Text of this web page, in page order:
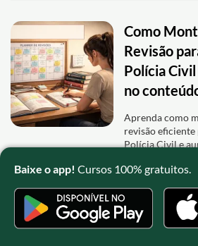
Como
Revisão
Polícia
no
Aprenda como
revisão
Polícia Civil e
Carreira no
Baixe o app! Cursos 100% gratuitos.